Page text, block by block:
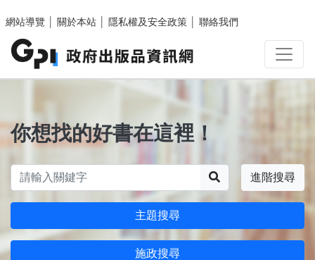
網站導覽
關於本站 隱私權及安全政策 聯絡我們
你想找的好書在這裡！
進階搜尋
主題搜尋
施政搜尋